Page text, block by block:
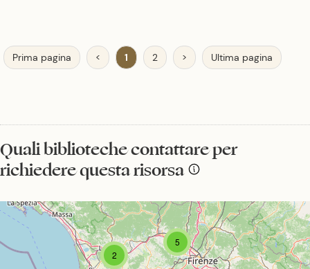
Prima pagina < 1 2 > Ultima pagina
Quali biblioteche contattare per
richiedere questa risorsa
2
5